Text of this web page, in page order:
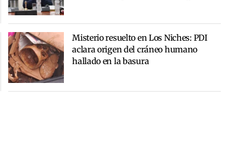
Misterio resuelto en Los Niches: PDI
aclara origen del cráneo humano
hallado en la basura